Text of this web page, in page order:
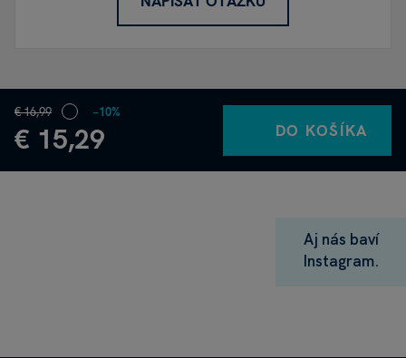
€ 16,99
€ 15,29
−10%
DO KOŠÍKA
Aj nás baví
Instagram.